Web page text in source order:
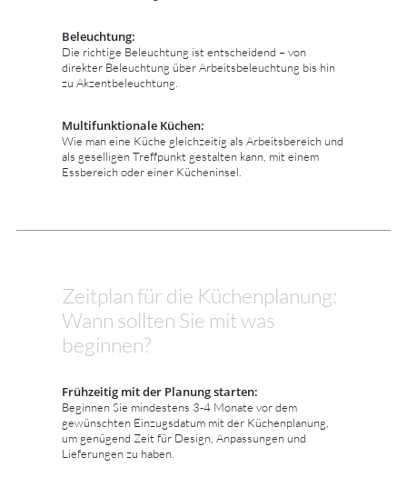
Beleuchtung:
Die richtige Beleuchtung ist entscheidend – von
direkter Beleuchtung über Arbeitsbeleuchtung bis hin
zu Akzentbeleuchtung.
Multifunktionale Küchen:
Wie man eine Küche gleichzeitig als Arbeitsbereich und
als geselligen Treffpunkt gestalten kann, mit einem
Essbereich oder einer Kücheninsel.
Zeitplan für die Küchenplanung:
Wann sollten Sie mit was
beginnen?
Frühzeitig mit der Planung starten:
Beginnen Sie mindestens 3-4 Monate vor dem
gewünschten Einzugsdatum mit der Küchenplanung,
um genügend Zeit für Design, Anpassungen und
Lieferungen zu haben.